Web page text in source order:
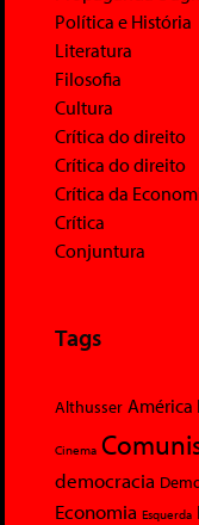
Política e História
Literatura
Filosofia
Cultura
Crítica do direito
Crítica do direito
Crítica da
Crítica
Conjuntura
Tags
Althusser América
Cinema
democracia
Economia Esquerda